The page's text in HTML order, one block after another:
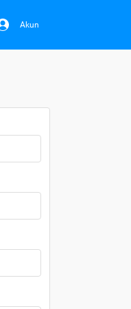
Akun